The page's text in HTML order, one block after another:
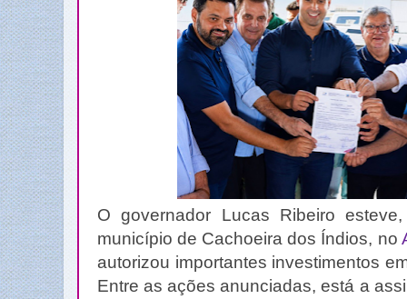
O governador Lucas Ribeiro
município de Cachoeira dos Índios, no
autorizou importantes investimentos
Entre as ações anunciadas, está a